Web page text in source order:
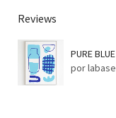
Reviews
PURE BLUE
por labase